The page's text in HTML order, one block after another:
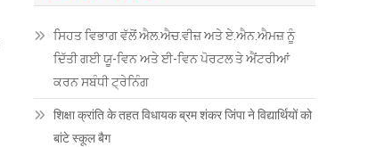
ਸਿਹਤ ਵਿਭਾਗ ਵੱਲੋਂ ਐਲ.ਐਚ.ਵੀਜ਼ ਅਤੇ ਏ.ਐਨ.ਐਮਜ਼ ਨੂੰ
ਦਿੱਤੀ ਗਈ ਯੂ-ਵਿਨ ਅਤੇ ਈ-ਵਿਨ ਪੋਰਟਲ ਤੇ ਐਂਟਰੀਆਂ
ਕਰਨ ਸਬੰਧੀ ਟ੍ਰੇਨਿੰਗ
शिक्षा क्रांति के तहत विधायक ब्रम शंकर जिंपा ने विद्यार्थियों को
बांटे स्कूल बैग